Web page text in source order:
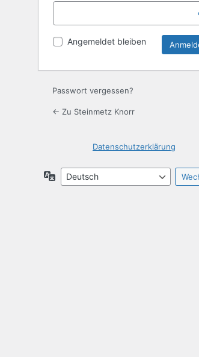
Angemeldet bleiben
Passwort vergessen?
← Zu Steinmetz Knorr
Datenschutzerklärung
Sprache